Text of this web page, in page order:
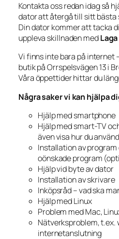
Kontakta oss redan idag så
dator att återgå till sitt bästa
Din dator kommer att tacka
uppleva skillnaden med
Vi finns inte bara på internet
butik på Orrspelsvägen 13 i
Våra öppettider hittar du
Några saker vi kan hjälpa
Hjälp med smartphone
Hjälp med smart-TV
även visa hur du
Installation av
oönskade program
Hjälp vid byte av dator
Installation av skrivare
Inköpsråd – vad ska
Hjälp med Linux
Problem med Mac,
Nätverksproblem, t.ex.
internetanslutning